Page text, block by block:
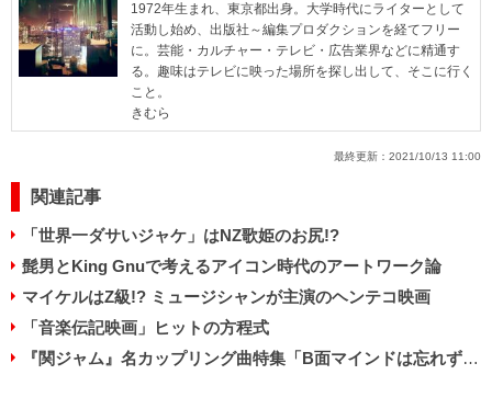
1972年生まれ、東京都出身。大学時代にライターとして
活動し始め、出版社～編集プロダクションを経てフリー
に。芸能・カルチャー・テレビ・広告業界などに精通す
る。趣味はテレビに映った場所を探し出して、そこに行く
こと。
きむら
最終更新： 2021/10/13 11:00
関連記事
「世界一ダサいジャケ」はNZ歌姫のお尻!?
髭男とKing Gnuで考えるアイコン時代のアートワーク論
マイケルはZ級!? ミュージシャンが主演のヘンテコ映画
「音楽伝記映画」ヒットの方程式
『関ジャム』名カップリング曲特集「B面マインドは忘れずに」